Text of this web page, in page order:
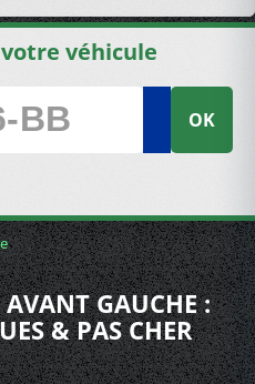
véhicule
OK
AVANT GAUCHE :
& PAS CHER